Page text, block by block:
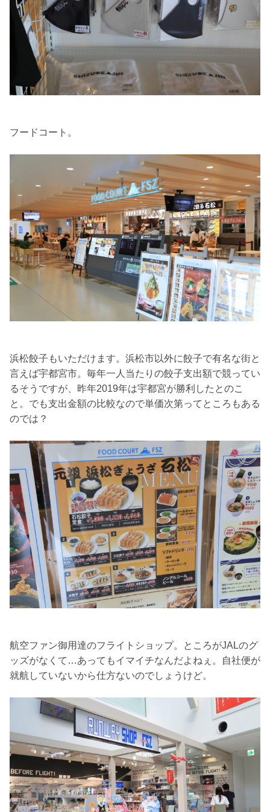
フードコート。
浜松餃子もいただけます。浜松市以外に餃子で有名な街と
言えば宇都宮市。毎年一人当たりの餃子支出額で競ってい
るそうですが、昨年2019年は宇都宮が勝利したとのこ
と。でも支出金額の比較なので単価次第ってところもある
のでは？
航空ファン御用達のフライトショップ。ところがJALのグ
ッズがなくて…あってもイマイチなんだよねぇ。自社便が
就航していないから仕方ないのでしょうけど。